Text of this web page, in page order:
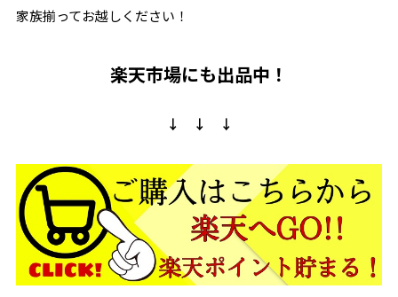
家族揃ってお越しください！
楽天市場にも出品中！
↓ ↓ ↓